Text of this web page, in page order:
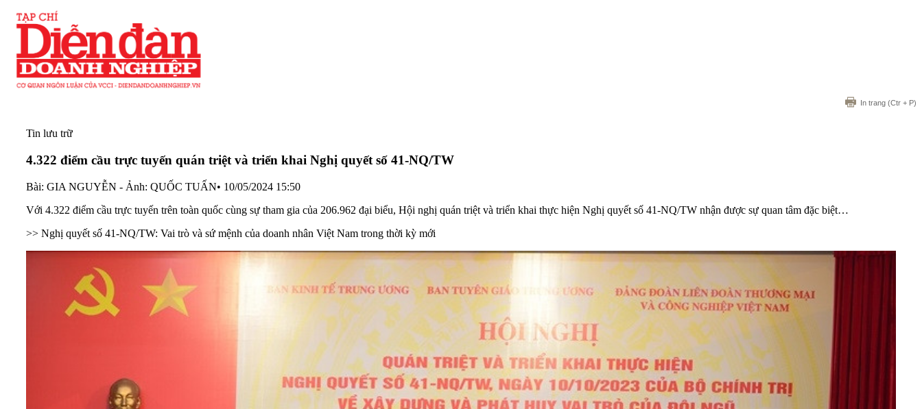
In trang (Ctr + P)
Tin lưu trữ
4.322 điểm cầu trực tuyến quán triệt và triển khai Nghị quyết số 41-NQ/TW
Bài: GIA NGUYỄN - Ảnh: QUỐC TUẤN• 10/05/2024 15:50
Với 4.322 điểm cầu trực tuyến trên toàn quốc cùng sự tham gia của 206.962 đại biểu, Hội nghị quán triệt và triển khai thực hiện Nghị quyết số 41-NQ/TW nhận được sự quan tâm đặc biệt…
>> Nghị quyết số 41-NQ/TW: Vai trò và sứ mệnh của doanh nhân Việt Nam trong thời kỳ mới